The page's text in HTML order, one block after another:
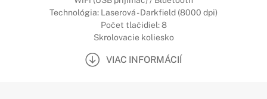
Technológia: Laserová - Darkfield (8000 dpi)
Počet tlačidiel: 8
Skrolovacie koliesko
VIAC INFORMÁCIÍ